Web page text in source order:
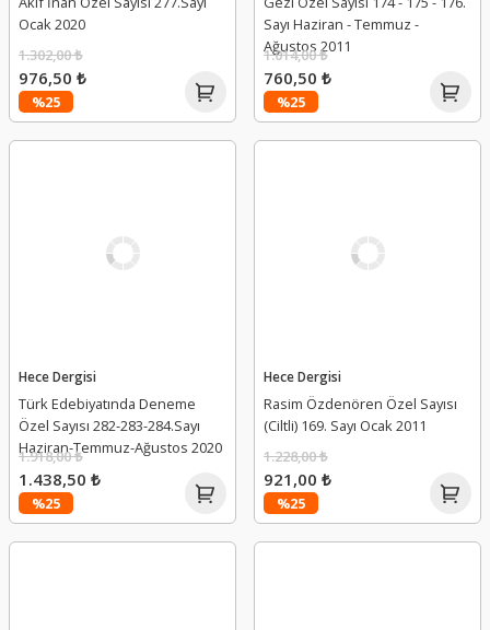
Ocak 2020
%25
1.302,00 ₺
976,50 ₺
Sayı Haziran - Temmuz -
Ağustos 2011
%25
1.014,00 ₺
760,50 ₺
Hece Dergisi
Türk Edebiyatında Deneme
Özel Sayısı 282-283-284.Sayı
Haziran-Temmuz-Ağustos 2020
%25
1.918,00 ₺
1.438,50 ₺
Hece Dergisi
Rasim Özdenören Özel Sayısı
(Ciltli) 169. Sayı Ocak 2011
%25
1.228,00 ₺
921,00 ₺